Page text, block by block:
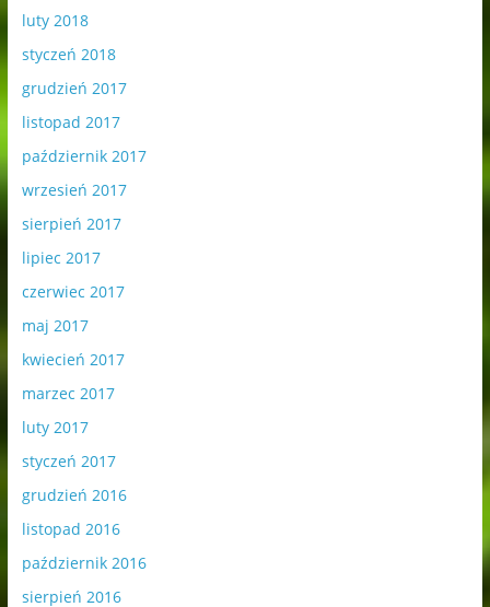
luty 2018
styczeń 2018
grudzień 2017
listopad 2017
październik 2017
wrzesień 2017
sierpień 2017
lipiec 2017
czerwiec 2017
maj 2017
kwiecień 2017
marzec 2017
luty 2017
styczeń 2017
grudzień 2016
listopad 2016
październik 2016
sierpień 2016